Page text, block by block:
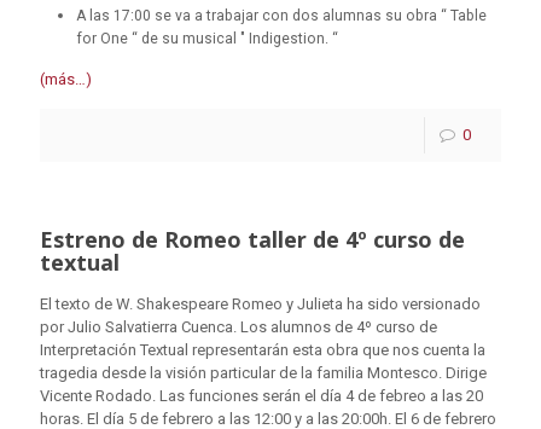
A las 17:00 se va a trabajar con dos alumnas su obra “ Table
for One “ de su musical " Indigestion. “
(más…)
0
Estreno de Romeo taller de 4º curso de
textual
El texto de W. Shakespeare Romeo y Julieta ha sido versionado
por Julio Salvatierra Cuenca. Los alumnos de 4º curso de
Interpretación Textual representarán esta obra que nos cuenta la
tragedia desde la visión particular de la familia Montesco. Dirige
Vicente Rodado. Las funciones serán el día 4 de febreo a las 20
horas. El día 5 de febrero a las 12:00 y a las 20:00h. El 6 de febrero